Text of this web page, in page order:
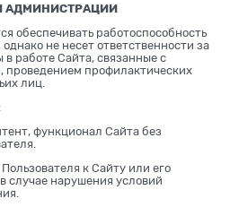
АДМИНИСТРАЦИИ
обеспечивать работоспособность
не несет ответственности за
работе Сайта, связанные с
проведением профилактических
лиц.
функционал Сайта без
к Сайту или его
случае нарушения условий